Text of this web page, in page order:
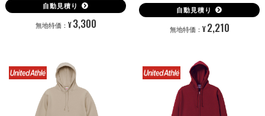
自動見積り
無地特価： ¥ 3,300
自動見積り
無地特価： ¥ 2,210